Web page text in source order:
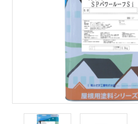
資料請求
よくある質問
採用情報